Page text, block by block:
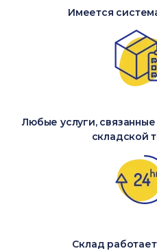
Имеется
Любые услуги,
складской
Склад